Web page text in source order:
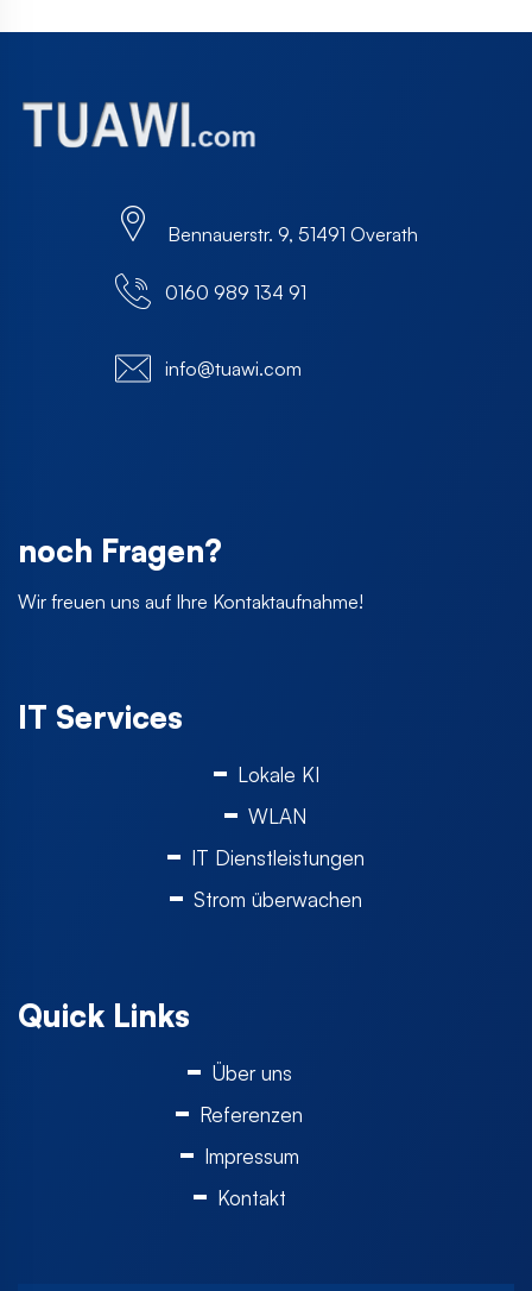
Bennauerstr. 9, 51491 Overath
0160 989 134 91
info@tuawi.com
noch Fragen?
Wir freuen uns auf Ihre Kontaktaufnahme!
IT Services
Lokale KI
WLAN
IT Dienstleistungen
Strom überwachen
Quick Links
Über uns
Referenzen
Impressum
Kontakt